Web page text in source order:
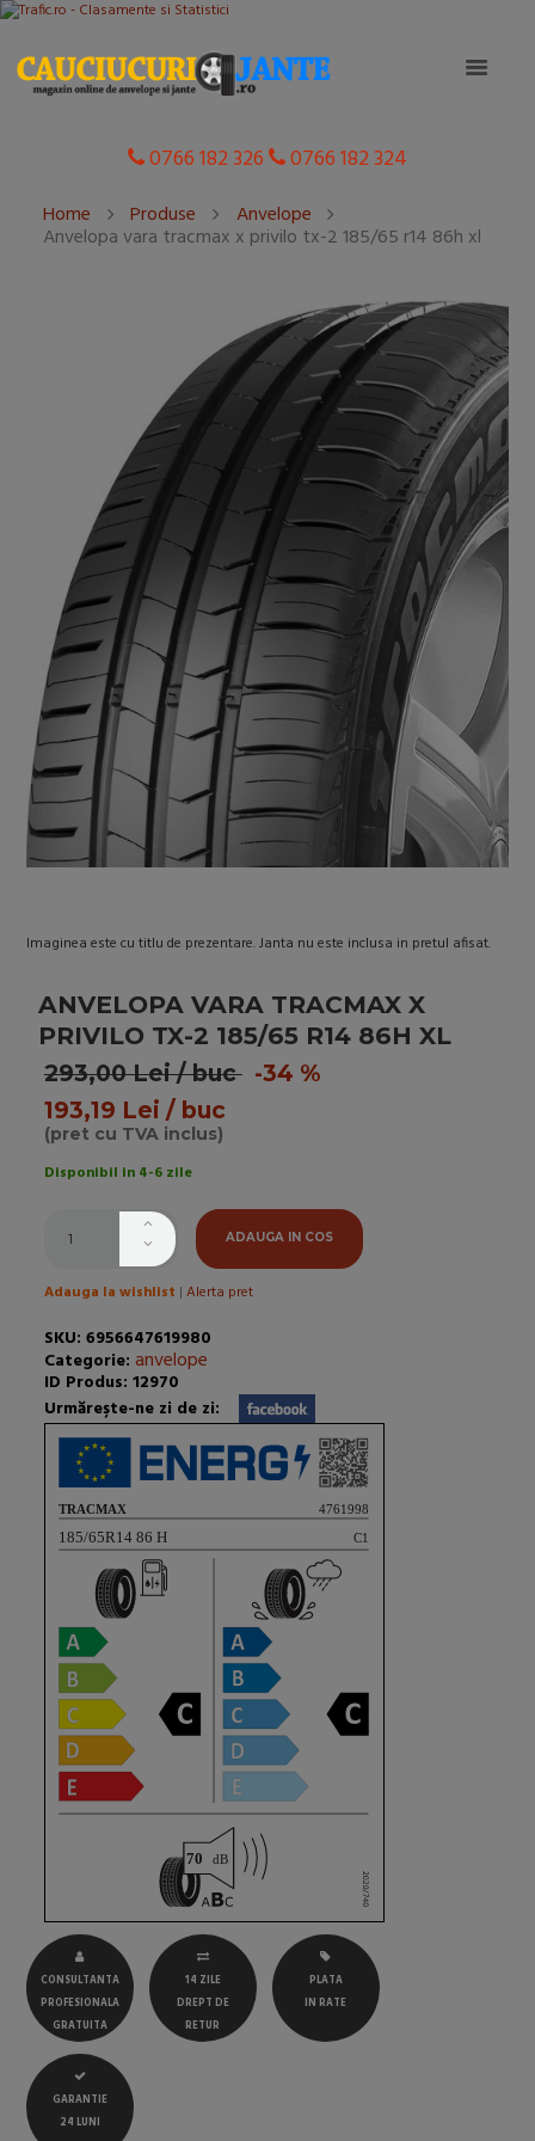
0766 182 326 0766 182 324
Home Produse Anvelope
Anvelopa vara tracmax x privilo tx-2 185/65 r14 86h xl
Imaginea este cu titlu de prezentare. Janta nu este inclusa in pretul afisat.
ANVELOPA VARA TRACMAX X
PRIVILO TX-2 185/65 R14 86H XL
293,00 Lei / buc-34 %
193,19 Lei / buc
(pret cu TVA inclus)
Disponibil in 4-6 zile
ADAUGA IN COS
Adauga la wishlist | Alerta pret
SKU: 6956647619980
Categorie: anvelope
ID Produs: 12970
Urmăreşte-ne zi de zi:
CONSULTANTA
PROFESIONALA
GRATUITA
14 ZILE
DREPT DE
RETUR
PLATA
IN RATE
GARANTIE
24 LUNI